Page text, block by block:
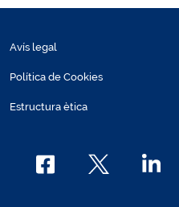
Avís legal
Política de Cookies
Estructura ètica